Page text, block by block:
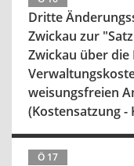
Dritte
Zwickau zur
Zwickau über die
weisungsfreien
(Kostensatzung -
Ö 17